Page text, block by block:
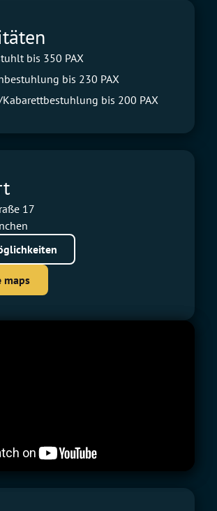
bis 350 PAX
bis 230 PAX
bis 200 PAX
17
maps